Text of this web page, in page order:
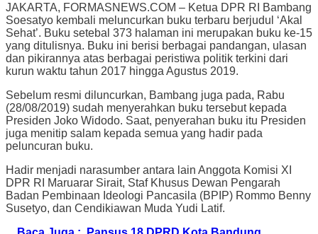
JAKARTA, FORMASNEWS.COM – Ketua DPR RI Bambang
Soesatyo kembali meluncurkan buku terbaru berjudul ‘Akal
Sehat’. Buku setebal 373 halaman ini merupakan buku ke-15
yang ditulisnya. Buku ini berisi berbagai pandangan, ulasan
dan pikirannya atas berbagai peristiwa politik terkini dari
kurun waktu tahun 2017 hingga Agustus 2019.
Sebelum resmi diluncurkan, Bambang juga pada, Rabu
(28/08/2019) sudah menyerahkan buku tersebut kepada
Presiden Joko Widodo. Saat, penyerahan buku itu Presiden
juga menitip salam kepada semua yang hadir pada
peluncuran buku.
Hadir menjadi narasumber antara lain Anggota Komisi XI
DPR RI Maruarar Sirait, Staf Khusus Dewan Pengarah
Badan Pembinaan Ideologi Pancasila (BPIP) Rommo Benny
Susetyo, dan Cendikiawan Muda Yudi Latif.